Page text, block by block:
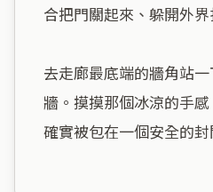
合把門關起來、躲開外界
去走廊最底端的牆角站
牆。摸摸那個冰涼的手
確實被包在一個安全的封